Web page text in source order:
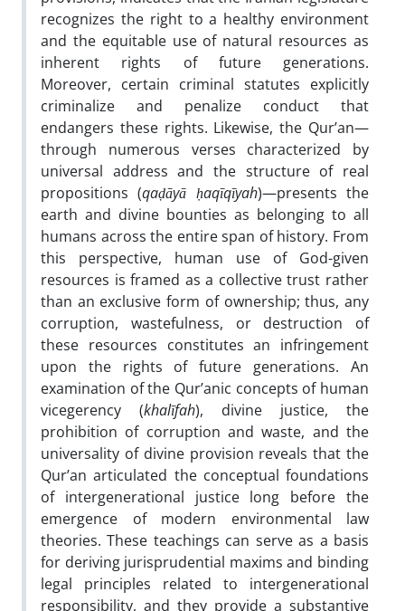
recognizes the right to a healthy environment
and the equitable use of natural resources as
inherent rights of future generations.
Moreover, certain criminal statutes explicitly
criminalize and penalize conduct that
endangers these rights. Likewise, the Qur’an—
through numerous verses characterized by
universal address and the structure of real
propositions (qaḍāyā ḥaqīqīyah)—presents the
earth and divine bounties as belonging to all
humans across the entire span of history. From
this perspective, human use of God-given
resources is framed as a collective trust rather
than an exclusive form of ownership; thus, any
corruption, wastefulness, or destruction of
these resources constitutes an infringement
upon the rights of future generations. An
examination of the Qur’anic concepts of human
vicegerency (khalīfah), divine justice, the
prohibition of corruption and waste, and the
universality of divine provision reveals that the
Qur’an articulated the conceptual foundations
of intergenerational justice long before the
emergence of modern environmental law
theories. These teachings can serve as a basis
for deriving jurisprudential maxims and binding
legal principles related to intergenerational
responsibility, and they provide a substantive